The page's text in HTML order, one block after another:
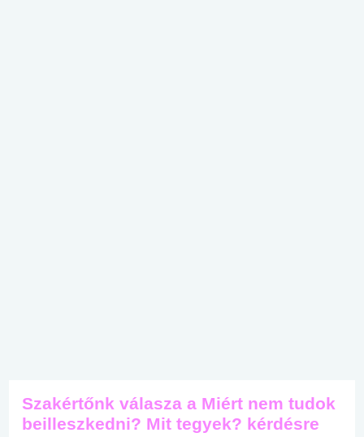
Szakértőnk válasza a Miért nem tudok
beilleszkedni? Mit tegyek? kérdésre